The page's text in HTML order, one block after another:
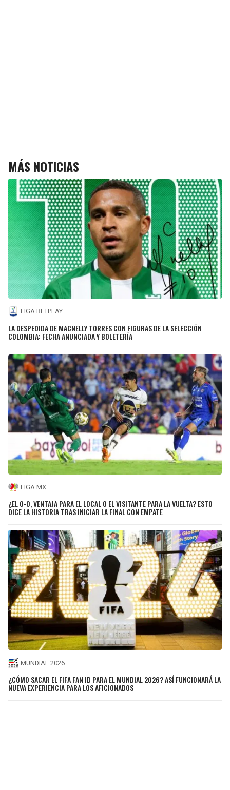
MÁS NOTICIAS
LIGA BETPLAY
LA DESPEDIDA DE MACNELLY TORRES CON FIGURAS DE LA SELECCIÓN
COLOMBIA: FECHA ANUNCIADA Y BOLETERÍA
LIGA MX
¿EL 0-0, VENTAJA PARA EL LOCAL O EL VISITANTE PARA LA VUELTA? ESTO
DICE LA HISTORIA TRAS INICIAR LA FINAL CON EMPATE
MUNDIAL 2026
¿CÓMO SACAR EL FIFA FAN ID PARA EL MUNDIAL 2026? ASÍ FUNCIONARÁ LA
NUEVA EXPERIENCIA PARA LOS AFICIONADOS